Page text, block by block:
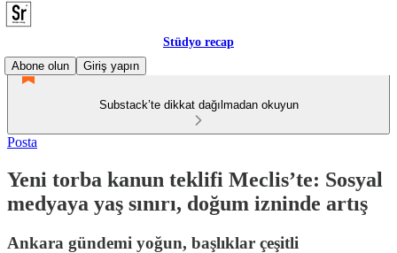
Stüdyo recap
Abone olun
Giriş yapın
Substack’te dikkat dağılmadan okuyun
Posta
Yeni torba kanun teklifi Meclis’te: Sosyal
medyaya yaş sınırı, doğum izninde artış
Ankara gündemi yoğun, başlıklar çeşitli